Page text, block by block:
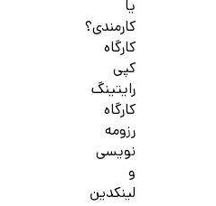
یا
کارمندی؟
کارگاه
کپی
رایتینگ
کارگاه
رزومه
نویسی
و
لینکدین